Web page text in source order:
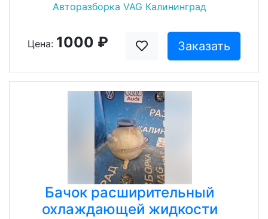
Авторазборка VAG Калининград
Цена: 1000 ₽ Заказать
Бачок расширительный
охлаждающей жидкости